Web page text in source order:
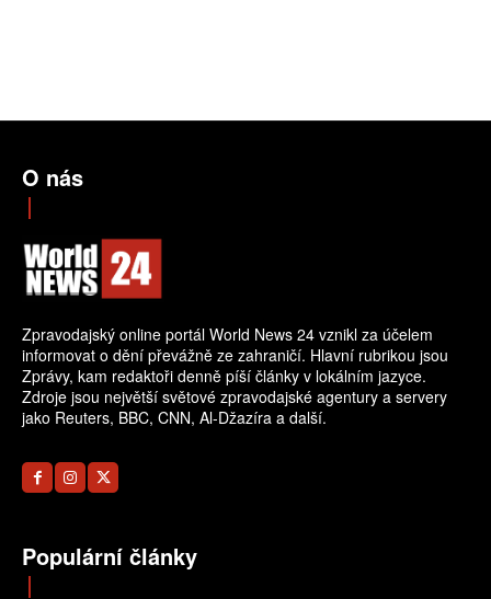
O nás
Zpravodajský online portál World News 24 vznikl za účelem
informovat o dění převážně ze zahraničí. Hlavní rubrikou jsou
Zprávy, kam redaktoři denně píší články v lokálním jazyce.
Zdroje jsou největší světové zpravodajské agentury a servery
jako Reuters, BBC, CNN, Al-Džazíra a další.
Populární články